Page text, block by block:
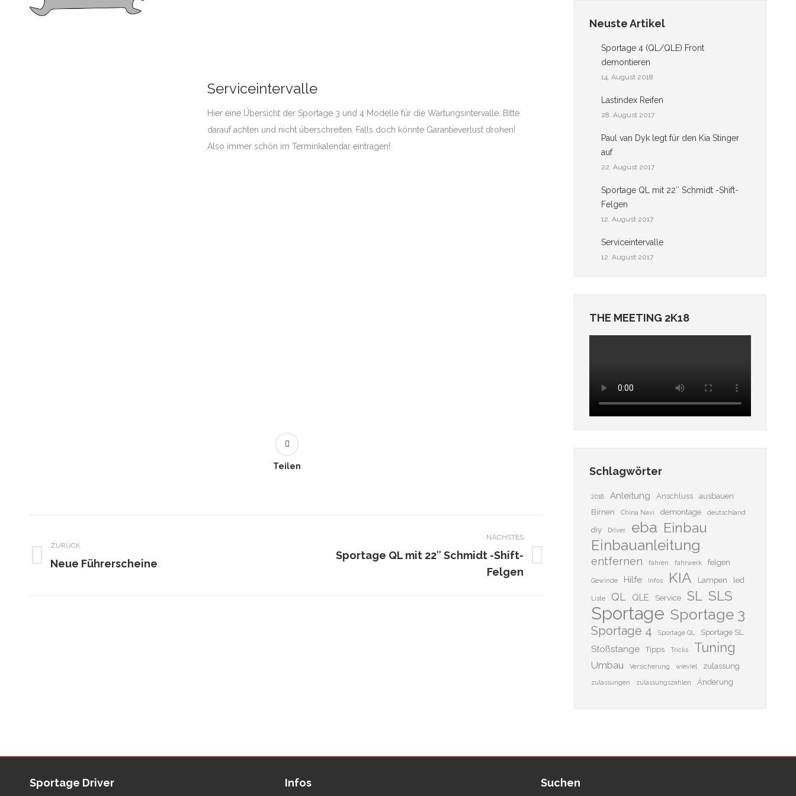
Serviceintervalle
Hier eine Übersicht der Sportage 3 und 4 Modelle für die Wartungsintervalle. Bitte
darauf achten und nicht überschreiten. Falls doch könnte Garantieverlust drohen!
Also immer schön im Terminkalendar eintragen!
Teilen
ZURÜCK
Vorheriger
Neue Führerscheine
NÄCHSTES
Sportage QL mit 22″ Schmidt -Shift-
Felgen
Neuste Artikel
Sportage 4 (QL/QLE) Front
demontieren
14. August 2018
Lastindex Reifen
28. August 2017
Paul van Dyk legt für den Kia Stinger
auf
22. August 2017
Sportage QL mit 22″ Schmidt -Shift-
Felgen
12. August 2017
Serviceintervalle
12. August 2017
THE MEETING 2K18
Schlagwörter
2018 Anleitung Anschluss
ausbauen
Birnen
China Navi demontage deutschland
diy Driver eba Einbau
Einbauanleitung
entfernen fahren fahrwerk felgen
Gewinde Hilfe Infos KIA Lampen led
Liste QL QLE Service SL SLS
Sportage Sportage 3
Sportage 4 Sportage QL Sportage SL
Stoßstange Tipps Tricks Tuning
Umbau Versicherung wieviel zulassung
zulassungen zulassungszahlen Änderung
Sportage Driver Infos Suchen